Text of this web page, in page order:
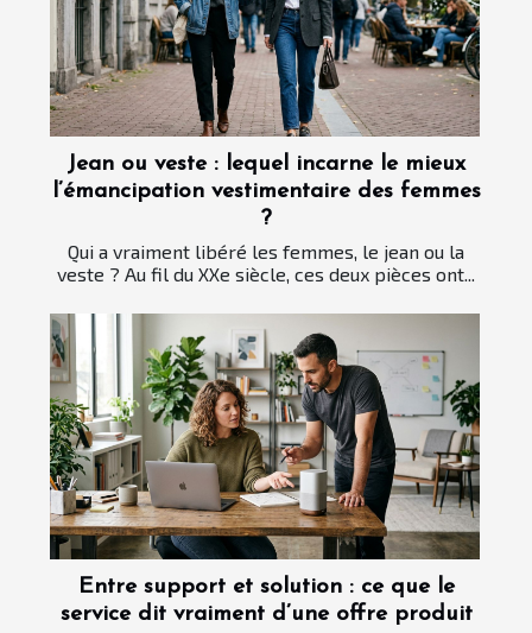
Jean ou veste : lequel incarne le mieux
l’émancipation vestimentaire des femmes
?
Qui a vraiment libéré les femmes, le jean ou la
veste ? Au fil du XXe siècle, ces deux pièces ont...
Entre support et solution : ce que le
service dit vraiment d’une offre produit